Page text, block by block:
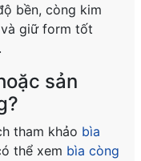
bền, còng kim
giữ form tốt
sản
tham khảo bìa
thể xem bìa còng